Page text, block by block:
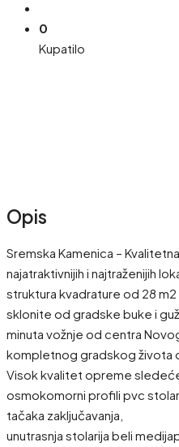
0
Kupatilo
Opis
Sremska Kamenica –
najatraktivnijih i najtraženijih
struktura kvadrature od 28
sklonite od gradske buke i
minuta vožnje od centra
kompletnog gradskog života
Visok kvalitet opreme
osmokomorni profili pvc
tačaka zaključavanja,
unutrasnja stolarija beli